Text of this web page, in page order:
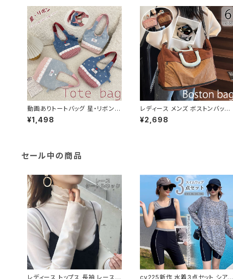
動画ありトートバッグ 星・リボン柄
レース 小物入れ デニム カジュア
ル サブバッグ 軽い
¥1,498
レディース メンズ ボストンバッグ
斜め掛け 肩掛け ハンドバッグ ス
ポーツ 旅行 鞄 大容量 多機能
¥2,698
セール中の商品
レディース トップス 長袖 レース cv225新作 水着3点セット シアー